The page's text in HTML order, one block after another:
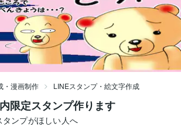
・漫画制作 LINEスタンプ・絵文字作成
限定スタンプ作ります
ンプがほしい人へ